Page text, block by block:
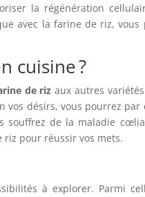
la régénération
avec la farine de riz, vous
cuisine ?
de riz aux autres
vos désirs, vous pourrez
souffrez de la maladie
riz pour réussir vos mets.
à explorer. Parmi